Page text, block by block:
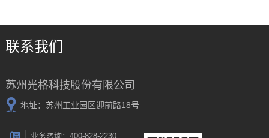
联系我们
苏州光格科技股份有限公司
地址：苏州工业园区迎前路18号
业务咨询：400-828-2230